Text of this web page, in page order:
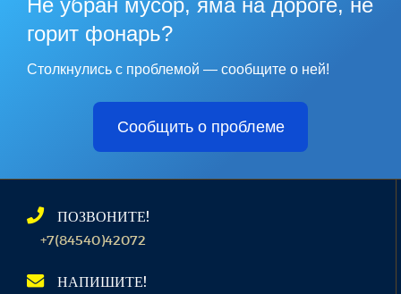
Не убран мусор, яма на дороге, не
горит фонарь?
Столкнулись с проблемой — сообщите о ней!
Сообщить о проблеме
ПОЗВОНИТЕ!
+7(84540)42072
НАПИШИТЕ!